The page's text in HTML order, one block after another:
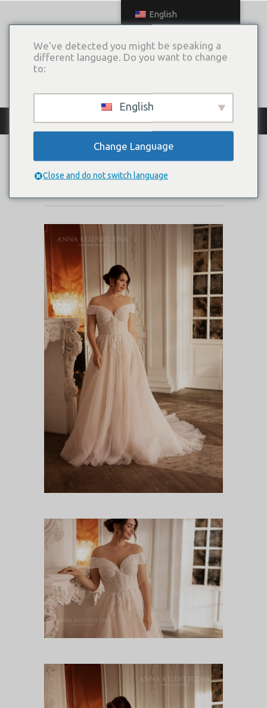
КАТАЛОГ ПЛАТЬЕВ
ISTANBUL-L
English
We've detected you might be speaking a
different language. Do you want to change
to:
English
Change Language
Close and do not switch language